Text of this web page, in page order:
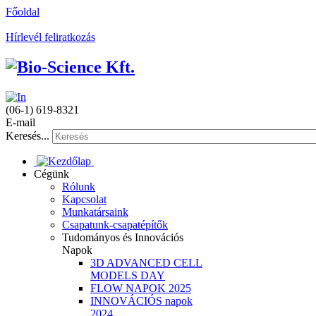
Főoldal
Hírlevél feliratkozás
(06-1) 619-8321
E-mail
Keresés...
Cégünk
Rólunk
Kapcsolat
Munkatársaink
Csapatunk-csapatépítők
Tudományos és Innovációs
Napok
3D ADVANCED CELL
MODELS DAY
FLOW NAPOK 2025
INNOVÁCIÓS napok
2024